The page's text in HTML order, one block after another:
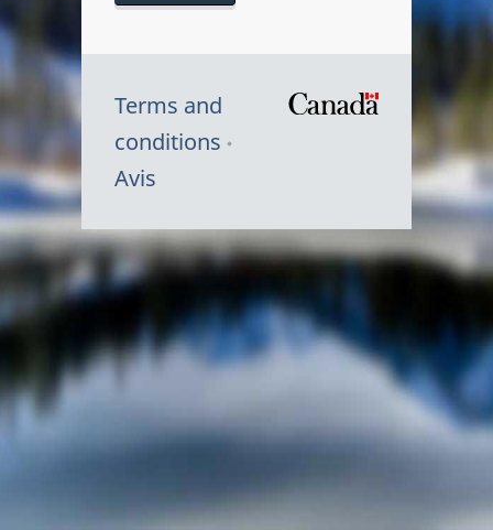
Terms and
conditions
Avis
Symbole
du
Canada